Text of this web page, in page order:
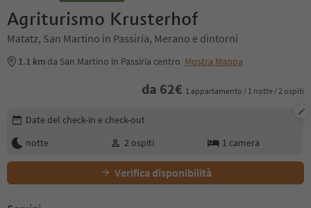
Agriturismo Krusterhof
Matatz, San Martino in Passiria, Merano e dintorni
1.1 km da San Martino in Passiria centro Mostra Mappa
da 62€ 1 appartamento / 1 notte / 2 ospiti
Modifica i dettagli della prenotazione
Date del check-in e check-out
notte
2 ospiti 1 camera
Verifica disponibilità